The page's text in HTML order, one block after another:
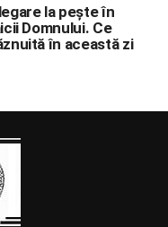
la pește în
Domnului. Ce
în această zi